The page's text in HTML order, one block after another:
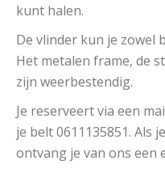
kunt halen.
De vlinder kun je zowel
Het metalen frame, de
zijn weerbestendig.
Je reserveert via een
je belt 0611135851. Als
ontvang je van ons een